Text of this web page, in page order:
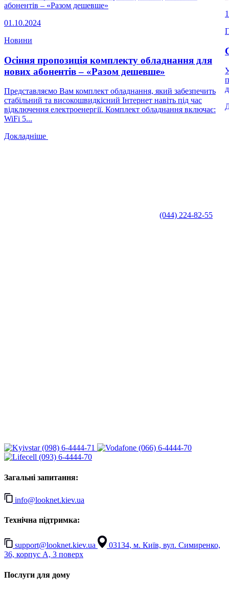
01.10.2024
Новини
Осіння пропозиція комплекту обладнання для
нових абонентів – «Разом дешевше»
Представляємо Вам комплект обладнання, який забезпечить
стабільний та високошвидкісний Інтернет навіть під час
відключення електроенергії. Комплект обладнання включає:
WiFi 5...
Докладніше
(044) 224-82-55
(098) 6-4444-71
(066) 6-4444-70
(093) 6-4444-70
Загальні запитання:
info@looknet.kiev.ua
Технічна підтримка:
support@looknet.kiev.ua
03134, м. Київ, вул. Симиренко,
36, корпус А, 3 поверх
Послуги для дому